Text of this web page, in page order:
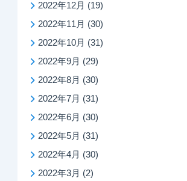
2022年12月 (19)
2022年11月 (30)
2022年10月 (31)
2022年9月 (29)
2022年8月 (30)
2022年7月 (31)
2022年6月 (30)
2022年5月 (31)
2022年4月 (30)
2022年3月 (2)